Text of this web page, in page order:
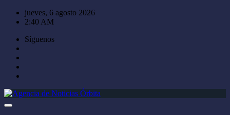
Saltar
jueves, 6 agosto 2026
2:40 AM
Síguenos